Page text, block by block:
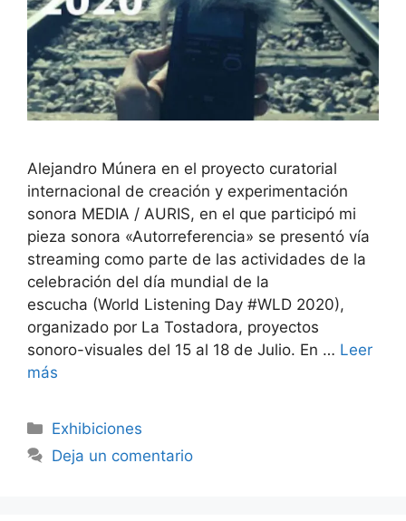
Alejandro Múnera en el proyecto curatorial
internacional de creación y experimentación
sonora MEDIA / AURIS, en el que participó mi
pieza sonora «Autorreferencia» se presentó vía
streaming como parte de las actividades de la
celebración del día mundial de la
escucha (World Listening Day #WLD 2020),
organizado por La Tostadora, proyectos
sonoro-visuales del 15 al 18 de Julio. En … Leer
más
Categorías
Exhibiciones
Deja un comentario